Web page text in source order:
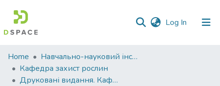
Log In (current)
Communities
&
Collections
Home
Навчально-науковий інститут агротехнологій, селекції та екології
Кафедра захист рослин
Друковані видання. Кафедра захист рослин